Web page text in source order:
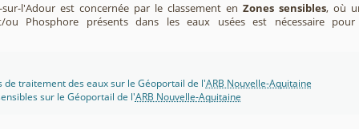
l'Adour est concernée par le classement en Zones sensibles, où
ou Phosphore présents dans les eaux usées est nécessaire
de traitement des eaux sur le Géoportail de l'ARB Nouvelle-Aquitaine
sur le Géoportail de l'ARB Nouvelle-Aquitaine